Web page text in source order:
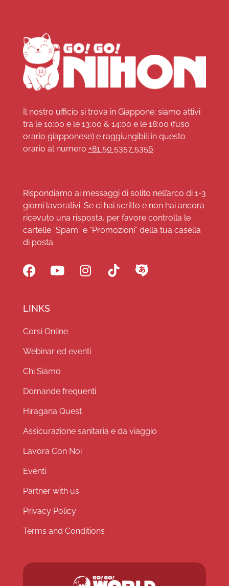
Il nostro ufficio si trova in Giappone; siamo attivi
tra le 10:00 e le 13:00 & 14:00 e le 18:00 (fuso
orario giapponese) e raggiungibili in questo
orario al numero +81 50 5357 5356.
Rispondiamo ai messaggi di solito nell’arco di 1-3
giorni lavorativi. Se ci hai scritto e non hai ancora
ricevuto una risposta, per favore controlla le
cartelle “Spam” e “Promozioni” della tua casella
di posta.
LINKS
Corsi Online
Webinar ed eventi
Chi Siamo
Domande frequenti
Hiragana Quest
Assicurazione sanitaria e da viaggio
Lavora Con Noi
Eventi
Partner with us
Privacy Policy
Terms and Conditions